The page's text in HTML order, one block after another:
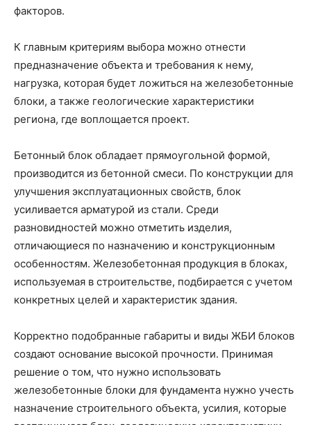
факторов.
К главным критериям выбора можно отнести
предназначение объекта и требования к нему,
нагрузка, которая будет ложиться на железобетонные
блоки, а также геологические характеристики
региона, где воплощается проект.
Бетонный блок обладает прямоугольной формой,
производится из бетонной смеси. По конструкции для
улучшения эксплуатационных свойств, блок
усиливается арматурой из стали. Среди
разновидностей можно отметить изделия,
отличающиеся по назначению и конструкционным
особенностям. Железобетонная продукция в блоках,
используемая в строительстве, подбирается с учетом
конкретных целей и характеристик здания.
Корректно подобранные габариты и виды ЖБИ блоков
создают основание высокой прочности. Принимая
решение о том, что нужно использовать
железобетонные блоки для фундамента нужно учесть
назначение строительного объекта, усилия, которые